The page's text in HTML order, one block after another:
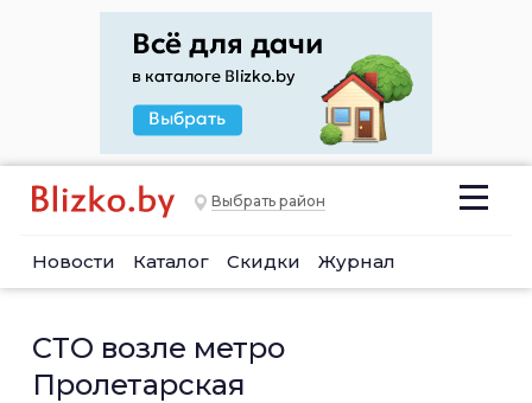
Выбрать район
Новости Каталог Скидки Журнал
СТО возле метро
Пролетарская